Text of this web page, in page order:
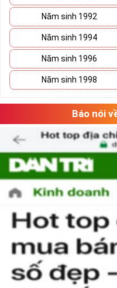
Năm sinh 1992
Năm sinh 1994
Năm sinh 1996
Năm sinh 1998
Báo nói